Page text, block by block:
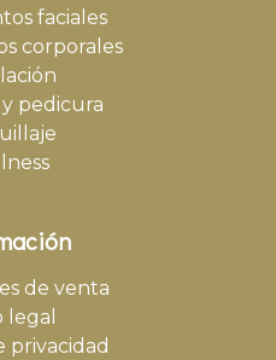
faciales
corporales
pedicura
de venta
legal
privacidad